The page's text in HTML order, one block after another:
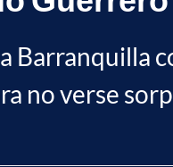
a
no verse